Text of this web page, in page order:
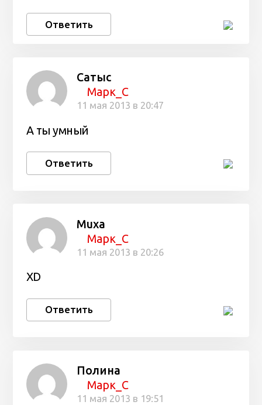
Ответить
Сатыс
Марк_С
11 мая 2013 в 20:47
А ты умный
Ответить
Muxa
Марк_С
11 мая 2013 в 20:26
XD
Ответить
Полина
Марк_С
11 мая 2013 в 19:51